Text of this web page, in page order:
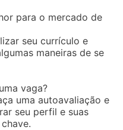
para o mercado de
seu currículo e
maneiras de se
vaga?
uma autoavaliação e
seu perfil e suas